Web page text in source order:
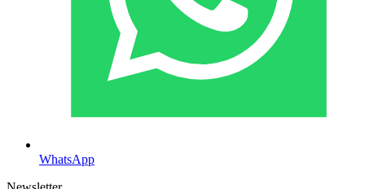
WhatsApp